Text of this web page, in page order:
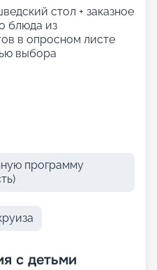
стол + заказное
блюда из
в опросном листе
выбора
программу
с детьми